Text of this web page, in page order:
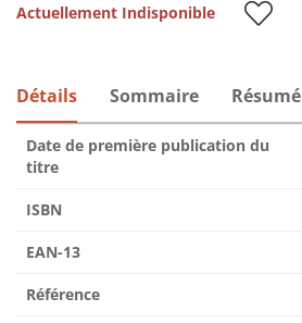
Actuellement Indisponible
Détails Sommaire Résumé
Date de première publication du
titre
ISBN
EAN-13
Référence